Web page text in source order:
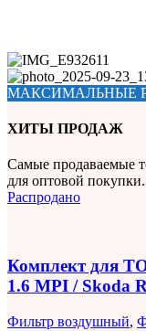
МАКСИМАЛЬНЫЕ
ХИТЫ ПРОДАЖ
Самые продаваемые
для оптовой покупки.
Распродано
Комплект для
1.6 MPI / Skoda
Фильтр воздушный,